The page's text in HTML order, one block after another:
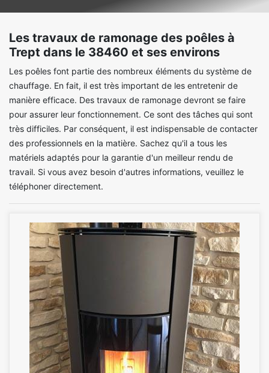
Les travaux de ramonage des poêles à
Trept dans le 38460 et ses environs
Les poêles font partie des nombreux éléments du système de
chauffage. En fait, il est très important de les entretenir de
manière efficace. Des travaux de ramonage devront se faire
pour assurer leur fonctionnement. Ce sont des tâches qui sont
très difficiles. Par conséquent, il est indispensable de contacter
des professionnels en la matière. Sachez qu'il a tous les
matériels adaptés pour la garantie d'un meilleur rendu de
travail. Si vous avez besoin d'autres informations, veuillez le
téléphoner directement.